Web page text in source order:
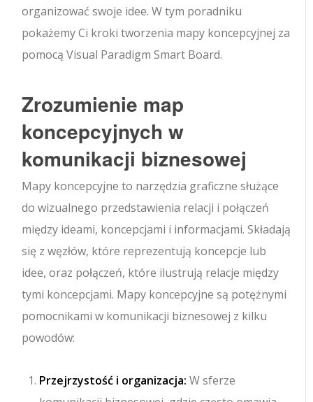
organizować swoje idee. W tym poradniku
pokażemy Ci kroki tworzenia mapy koncepcyjnej za
pomocą Visual Paradigm Smart Board.
Zrozumienie map
koncepcyjnych w
komunikacji biznesowej
Mapy koncepcyjne to narzędzia graficzne służące
do wizualnego przedstawienia relacji i połączeń
między ideami, koncepcjami i informacjami. Składają
się z węzłów, które reprezentują koncepcje lub
idee, oraz połączeń, które ilustrują relacje między
tymi koncepcjami. Mapy koncepcyjne są potężnymi
pomocnikami w komunikacji biznesowej z kilku
powodów:
Przejrzystość i organizacja: W sferze